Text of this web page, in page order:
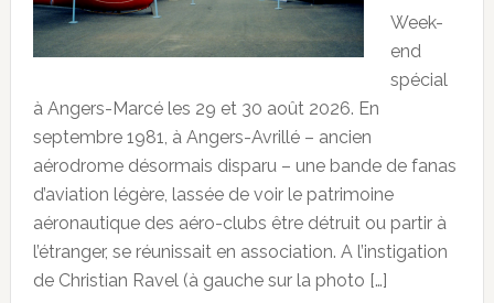
Week-
end
spécial
à Angers-Marcé les 29 et 30 août 2026. En
septembre 1981, à Angers-Avrillé – ancien
aérodrome désormais disparu – une bande de fanas
d’aviation légère, lassée de voir le patrimoine
aéronautique des aéro-clubs être détruit ou partir à
l’étranger, se réunissait en association. A l’instigation
de Christian Ravel (à gauche sur la photo […]